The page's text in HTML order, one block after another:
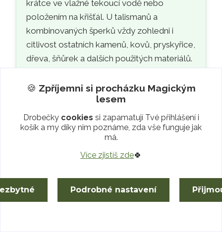
krátce ve vlažné tekoucí vodě nebo
položením na křišťál. U talismanů a
kombinovaných šperků vždy zohledni i
citlivost ostatních kamenů, kovů, pryskyřice,
dřeva, šňůrek a dalších použitých materiálů.
talismanu, napříkladStromu Života nebo
energetické čištění jej můžeš umístit na
orgonitovou podložku nebo do blízkosti
zákoutí
Vůně lesa. Pokud hledáš vhodnou
orgonitovou podložku, prozkoumejjeskyni
Pokladů
🍪 Zpříjemni si procházku Magickým
lesem
Drobečky cookies si zapamatují Tvé přihlášení i
košík a my díky nim poznáme, zda vše funguje jak
má.
Více zjistíš zde🍀
Podrobné nastavení